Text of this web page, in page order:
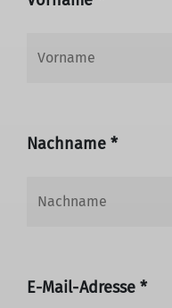
Nachname *
E-Mail-Adresse *